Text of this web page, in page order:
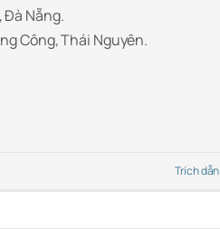
Đà Nẵng.
Công, Thái Nguyên.
Trích dẫn